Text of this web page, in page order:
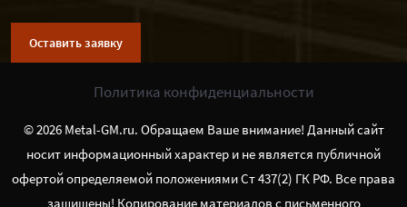
Оставить заявку
Политика конфиденциальности
© 2026 Metal-GM.ru. Обращаем Ваше внимание! Данный сайт
носит информационный характер и не является публичной
офертой определяемой положениями Ст 437(2) ГК РФ. Все права
защищены! Копирование материалов с письменного